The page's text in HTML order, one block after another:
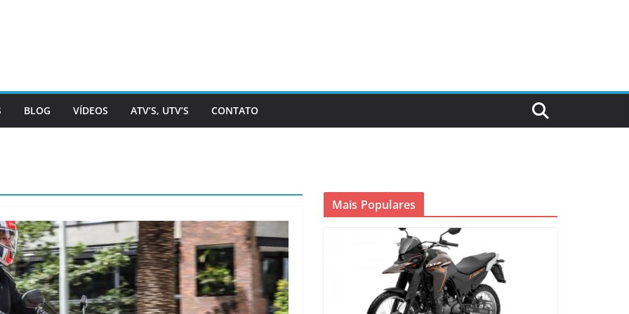
BLOG VÍDEOS ATV’S, UTV’S CONTATO
Mais Populares